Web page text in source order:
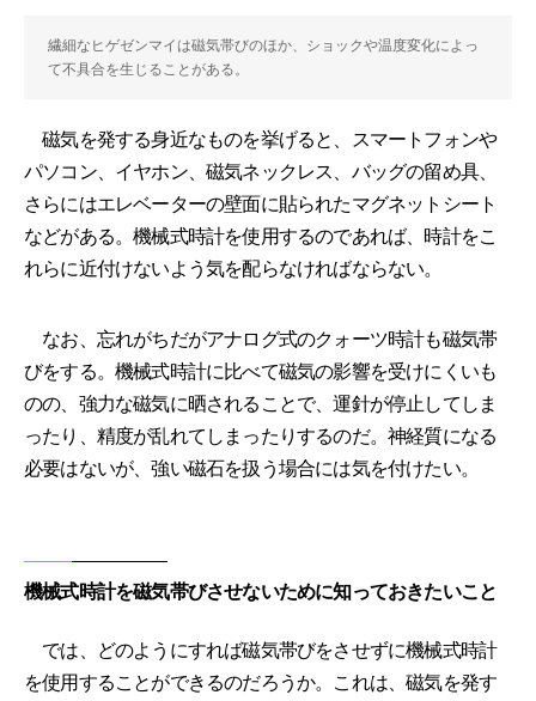
繊細なヒゲゼンマイは磁気帯びのほか、ショックや温度変化によっ
て不具合を生じることがある。
磁気を発する身近なものを挙げると、スマートフォンや
パソコン、イヤホン、磁気ネックレス、バッグの留め具、
さらにはエレベーターの壁面に貼られたマグネットシート
などがある。機械式時計を使用するのであれば、時計をこ
れらに近付けないよう気を配らなければならない。
なお、忘れがちだがアナログ式のクォーツ時計も磁気帯
びをする。機械式時計に比べて磁気の影響を受けにくいも
のの、強力な磁気に晒されることで、運針が停止してしま
ったり、精度が乱れてしまったりするのだ。神経質になる
必要はないが、強い磁石を扱う場合には気を付けたい。
機械式時計を磁気帯びさせないために知っておきたいこと
では、どのようにすれば磁気帯びをさせずに機械式時計
を使用することができるのだろうか。これは、磁気を発す